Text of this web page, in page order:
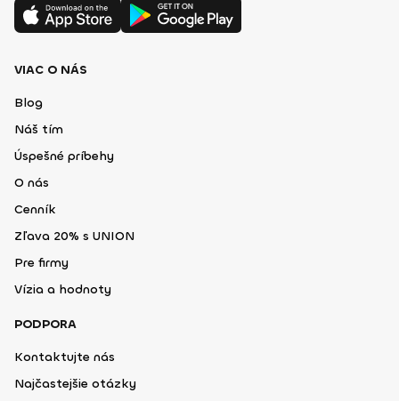
VIAC O NÁS
Blog
Náš tím
Úspešné príbehy
O nás
Cenník
Zľava 20% s UNION
Pre firmy
Vízia a hodnoty
PODPORA
Kontaktujte nás
Najčastejšie otázky